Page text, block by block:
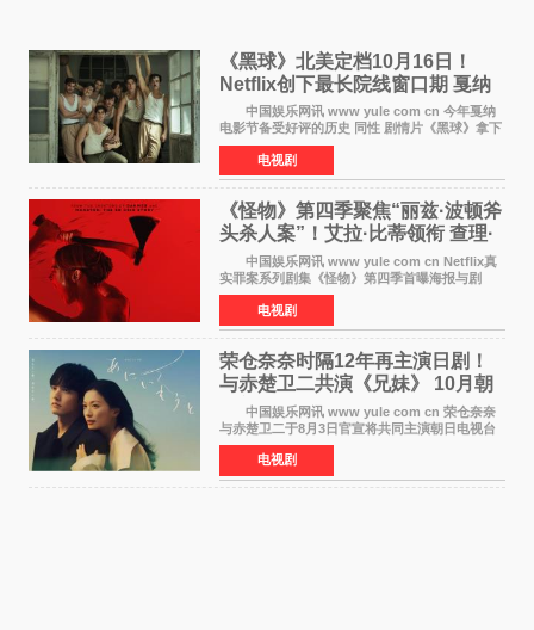
《黑球》北美定档10月16日！
Netflix创下最长院线窗口期 戛纳
最佳导演加持
中国娱乐网讯 www yule com cn 今年戛纳
电影节备受好评的历史 同性 剧情片《黑球》拿下
Netflix美国发行电影的最长院线放映期——该片
最新定档今年10月16日美国影院上映（此前定档
11月6日，如
电视剧
《怪物》第四季聚焦“丽兹·波顿斧
头杀人案”！艾拉·比蒂领衔 查理·
汉纳姆、莎拉·保
中国娱乐网讯 www yule com cn Netflix真
实罪案系列剧集《怪物》第四季首曝海报与剧
照，聚焦鹅妈妈童谣亦有记载的著名血腥杀人案
——丽兹·波顿砍死生父与继母案。 本季由艾
拉·比蒂饰
电视剧
荣仓奈奈时隔12年再主演日剧！
与赤楚卫二共演《兄妹》 10月朝
日新档开播
中国娱乐网讯 www yule com cn 荣仓奈奈
与赤楚卫二于8月3日官宣将共同主演朝日电视台
日剧《兄妹》（10月开播，每周六晚10点播
出）。这也是荣仓奈奈继TBS剧集《为了N》之
后，暌违12年再度担
电视剧